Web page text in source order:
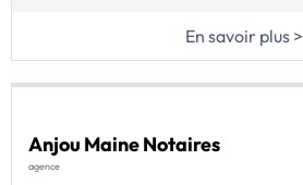
En savoir plus >
Anjou Maine Notaires
agence